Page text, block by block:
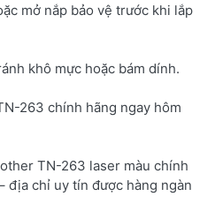
mở nắp bảo vệ trước khi lắp
khô mực hoặc bám dính.
263 chính hãng ngay hôm
TN-263 laser màu chính
địa chỉ uy tín được hàng ngàn